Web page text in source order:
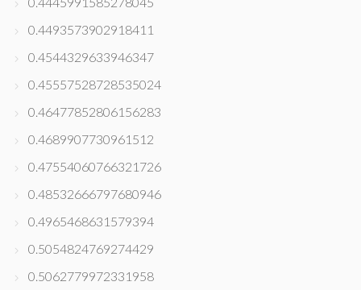
0.4493573902918411
0.4544329633946347
0.45557528728535024
0.46477852806156283
0.4689907730961512
0.47554060766321726
0.48532666797680946
0.4965468631579394
0.5054824769274429
0.5062779972331958